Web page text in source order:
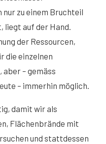
zu einem Bruchteil
liegt auf der Hand.
der Ressourcen,
die einzelnen
– gemäss
– immerhin möglich.
damit wir als
Flächenbrände mit
und stattdessen